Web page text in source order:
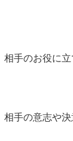
相手のお役に
手の意志や決